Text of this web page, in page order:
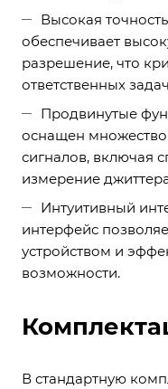
Высокая
обеспечивает
разрешение, что
ответственных
Продвинутые
оснащен
сигналов, включая
измерение
Интуитивный
интерфейс
устройством и
возможности.
В стандартную